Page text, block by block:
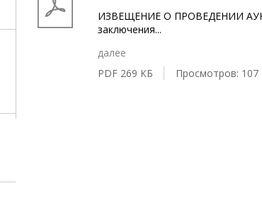
ИЗВЕЩЕНИЕ О ПРОВЕДЕНИИ
заключения...
далее
PDF 269 КБ
Просмотров: 107